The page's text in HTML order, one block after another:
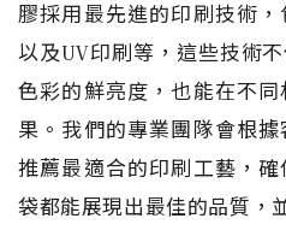
膠採用最先進的印刷技術
以及UV印刷等，這些技術
色彩的鮮亮度，也能在不
果。我們的專業團隊會根據
推薦最適合的印刷工藝，
袋都能展現出最佳的品質，